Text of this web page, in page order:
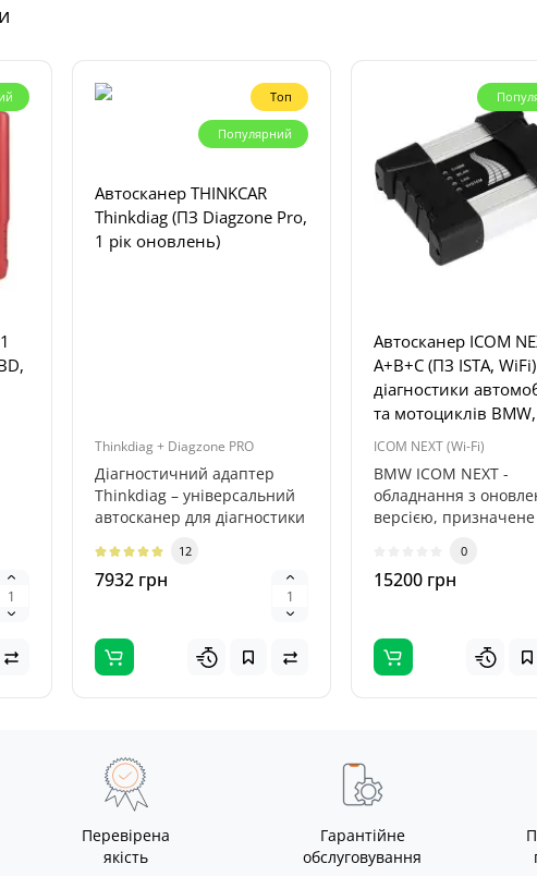
Топ
Популярний
Автосканер THINKCAR
Thinkdiag (ПЗ Diagzone Pro,
1 рік оновлень)
Thinkdiag + Diagzone PRO
Діагностичний адаптер
Thinkdiag – універсальний
автосканер для діагностики
12
7932 грн
Автосканер ICOM
A+B+C (ПЗ ISTA,
діагностики
та мотоциклів
ICOM NEXT (Wi-Fi)
BMW ICOM NEXT -
обладнання з
версією,
кодування т..
0
15200 грн
Перевірена
якість
Гарантійне
обслуговування